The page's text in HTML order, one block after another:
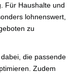
Für Haushalte und
lohnenswert,
zu
die passende
Zudem